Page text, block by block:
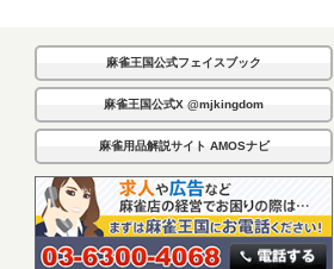
麻雀王国公式フェイスブック
麻雀王国公式X @mjkingdom
麻雀用品解説サイト AMOSナビ